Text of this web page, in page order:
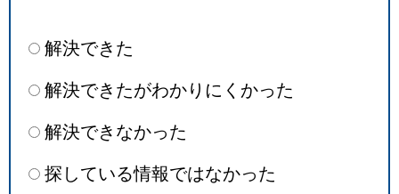
解決できた
解決できたがわかりにくかった
解決できなかった
探している情報ではなかった